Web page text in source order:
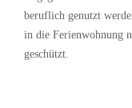
beruflich genutzt
in die Ferienwohnung
geschützt.